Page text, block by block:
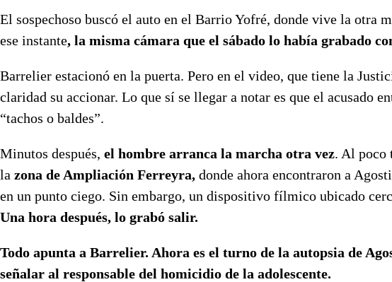
El sospechoso buscó el auto en el Barrio Yofré, donde vive la otra
ese instante, la misma cámara que el sábado lo había grabado
Barrelier estacionó en la puerta. Pero en el video, que tiene la
claridad su accionar. Lo que sí se llegar a notar es que el acusado
“tachos o baldes”.
Minutos después, el hombre arranca la marcha otra vez. Al poco
la zona de Ampliación Ferreyra, donde ahora encontraron a
en un punto ciego. Sin embargo, un dispositivo fílmico ubicado
Una hora después, lo grabó salir.
Todo apunta a Barrelier. Ahora es el turno de la autopsia de
señalar al responsable del homicidio de la adolescente.